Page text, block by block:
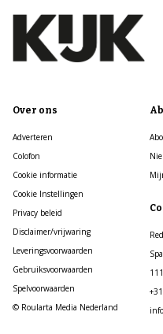
Over ons
Adverteren
Colofon
Cookie informatie
Cookie Instellingen
Privacy beleid
Disclaimer/vrijwaring
Leveringsvoorwaarden
Gebruiksvoorwaarden
Spelvoorwaarden
© Roularta Media Nederland